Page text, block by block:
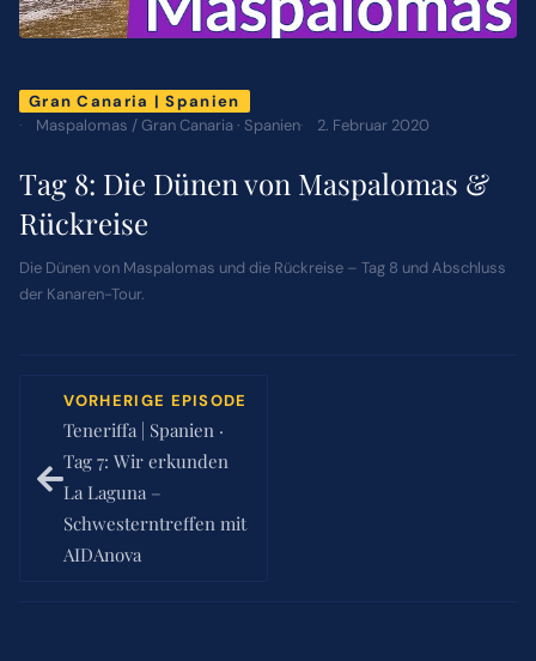
SUCHE
Gran Canaria | Spanien
Maspalomas / Gran Canaria · Spanien
2. Februar 2020
Tag 8: Die Dünen von Maspalomas &
Rückreise
Die Dünen von Maspalomas und die Rückreise – Tag 8 und Abschluss
der Kanaren-Tour.
VORHERIGE EPISODE
Teneriffa | Spanien ·
Tag 7: Wir erkunden
La Laguna –
Schwesterntreffen mit
AIDAnova